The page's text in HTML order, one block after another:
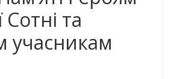
та
учасникам